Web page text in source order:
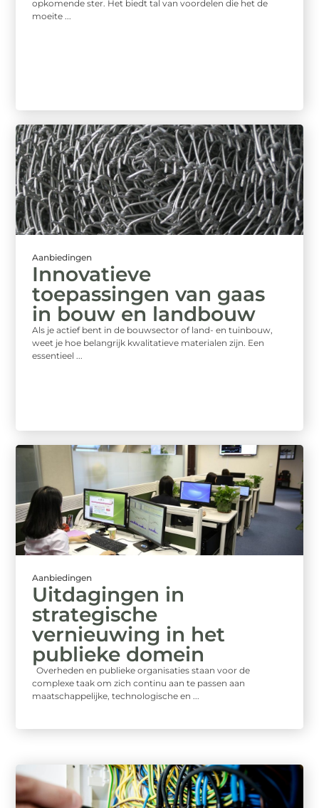
opkomende ster. Het biedt tal van voordelen die het de
moeite ...
Aanbiedingen
Innovatieve
toepassingen van gaas
in bouw en landbouw
Als je actief bent in de bouwsector of land- en tuinbouw,
weet je hoe belangrijk kwalitatieve materialen zijn. Een
essentieel ...
Aanbiedingen
Uitdagingen in
strategische
vernieuwing in het
publieke domein
Overheden en publieke organisaties staan voor de
complexe taak om zich continu aan te passen aan
maatschappelijke, technologische en ...